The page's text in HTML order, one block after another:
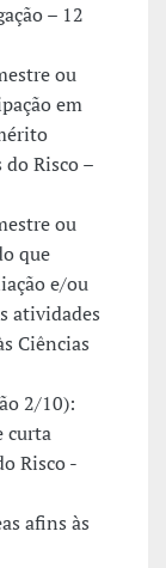
– 12
ou
em
Risco –
ou
que
e/ou
atividades
Ciências
2/10):
curta
Risco -
afins às